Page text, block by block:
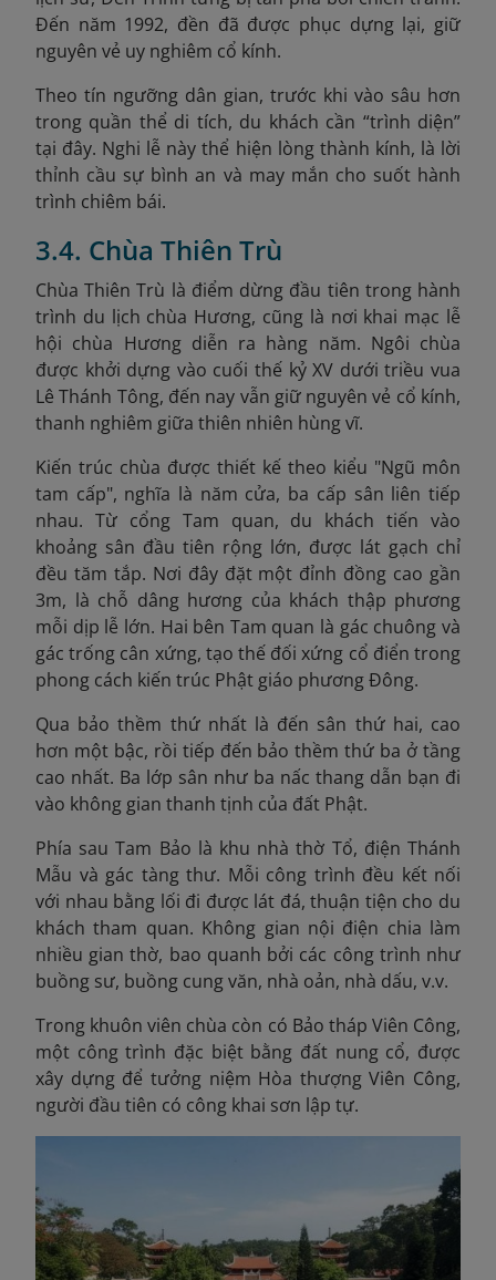
Đến năm 1992, đền đã được phục dựng lại, giữ
nguyên vẻ uy nghiêm cổ kính.
Theo tín ngưỡng dân gian, trước khi vào sâu hơn
trong quần thể di tích, du khách cần “trình diện”
tại đây. Nghi lễ này thể hiện lòng thành kính, là lời
thỉnh cầu sự bình an và may mắn cho suốt hành
trình chiêm bái.
3.4. Chùa Thiên Trù
Chùa Thiên Trù là điểm dừng đầu tiên trong hành
trình du lịch chùa Hương, cũng là nơi khai mạc lễ
hội chùa Hương diễn ra hàng năm. Ngôi chùa
được khởi dựng vào cuối thế kỷ XV dưới triều vua
Lê Thánh Tông, đến nay vẫn giữ nguyên vẻ cổ kính,
thanh nghiêm giữa thiên nhiên hùng vĩ.
Kiến trúc chùa được thiết kế theo kiểu "Ngũ môn
tam cấp", nghĩa là năm cửa, ba cấp sân liên tiếp
nhau. Từ cổng Tam quan, du khách tiến vào
khoảng sân đầu tiên rộng lớn, được lát gạch chỉ
đều tăm tắp. Nơi đây đặt một đỉnh đồng cao gần
3m, là chỗ dâng hương của khách thập phương
mỗi dịp lễ lớn. Hai bên Tam quan là gác chuông và
gác trống cân xứng, tạo thế đối xứng cổ điển trong
phong cách kiến trúc Phật giáo phương Đông.
Qua bảo thềm thứ nhất là đến sân thứ hai, cao
hơn một bậc, rồi tiếp đến bảo thềm thứ ba ở tầng
cao nhất. Ba lớp sân như ba nấc thang dẫn bạn đi
vào không gian thanh tịnh của đất Phật.
Phía sau Tam Bảo là khu nhà thờ Tổ, điện Thánh
Mẫu và gác tàng thư. Mỗi công trình đều kết nối
với nhau bằng lối đi được lát đá, thuận tiện cho du
khách tham quan. Không gian nội điện chia làm
nhiều gian thờ, bao quanh bởi các công trình như
buồng sư, buồng cung văn, nhà oản, nhà dấu, v.v.
Trong khuôn viên chùa còn có Bảo tháp Viên Công,
một công trình đặc biệt bằng đất nung cổ, được
xây dựng để tưởng niệm Hòa thượng Viên Công,
người đầu tiên có công khai sơn lập tự.